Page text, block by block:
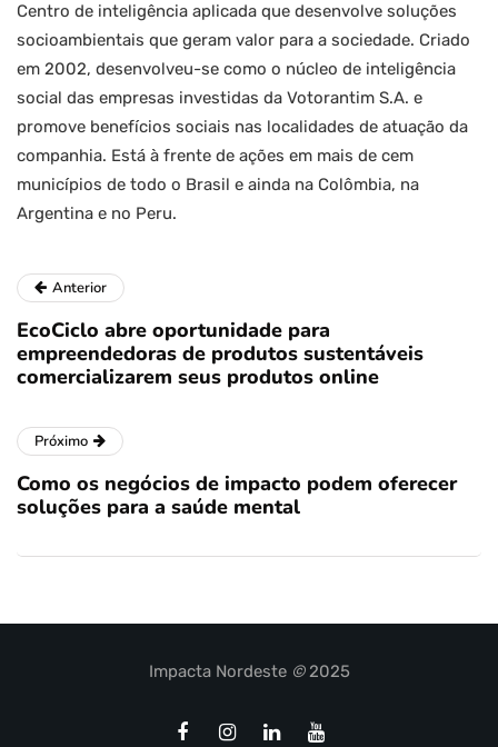
Centro de inteligência aplicada que desenvolve soluções
socioambientais que geram valor para a sociedade. Criado
em 2002, desenvolveu-se como o núcleo de inteligência
social das empresas investidas da Votorantim S.A. e
promove benefícios sociais nas localidades de atuação da
companhia. Está à frente de ações em mais de cem
municípios de todo o Brasil e ainda na Colômbia, na
Argentina e no Peru.
Anterior
EcoCiclo abre oportunidade para
empreendedoras de produtos sustentáveis
comercializarem seus produtos online
Próximo
Como os negócios de impacto podem oferecer
soluções para a saúde mental
Impacta Nordeste ©2025